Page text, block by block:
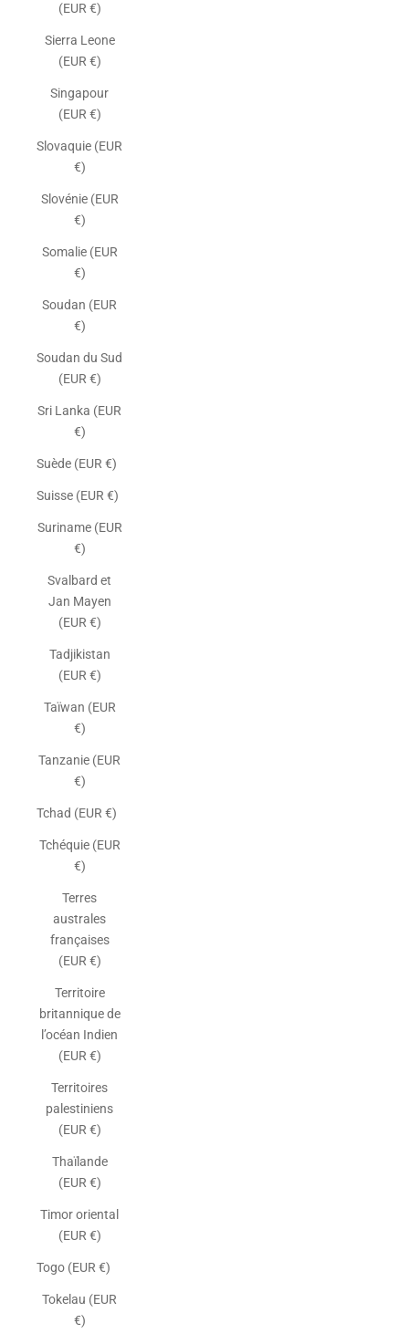
(EUR €)
Sierra Leone
(EUR €)
Singapour
(EUR €)
Slovaquie (EUR
€)
Slovénie (EUR
€)
Somalie (EUR
€)
Soudan (EUR
€)
Soudan du Sud
(EUR €)
Sri Lanka (EUR
€)
Suède (EUR €)
Suisse (EUR €)
Suriname (EUR
€)
Svalbard et
Jan Mayen
(EUR €)
Tadjikistan
(EUR €)
Taïwan (EUR
€)
Tanzanie (EUR
€)
Tchad (EUR €)
Tchéquie (EUR
€)
Terres
australes
françaises
(EUR €)
Territoire
britannique de
l’océan Indien
(EUR €)
Territoires
palestiniens
(EUR €)
Thaïlande
(EUR €)
Timor oriental
(EUR €)
Togo (EUR €)
Tokelau (EUR
€)